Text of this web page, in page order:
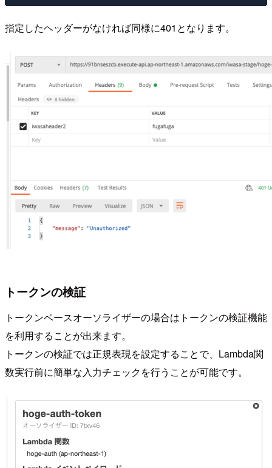
指定したヘッダーがなければ同様に401となります。
トークンの検証
トークンベースオーソライザーの場合はトークンの検証機能
を利用することが出来ます。
トークンの検証では正規表現を設定することで、Lambda関
数実行前に簡単な入力チェックを行うことが可能です。